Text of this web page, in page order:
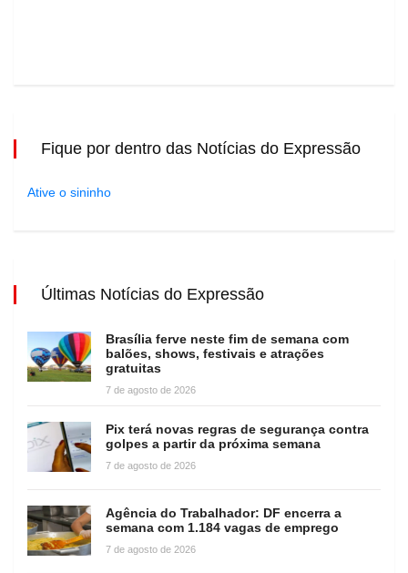
Fique por dentro das Notícias do Expressão
Ative o sininho
Últimas Notícias do Expressão
Brasília ferve neste fim de semana com
balões, shows, festivais e atrações
gratuitas
7 de agosto de 2026
Pix terá novas regras de segurança contra
golpes a partir da próxima semana
7 de agosto de 2026
Agência do Trabalhador: DF encerra a
semana com 1.184 vagas de emprego
7 de agosto de 2026